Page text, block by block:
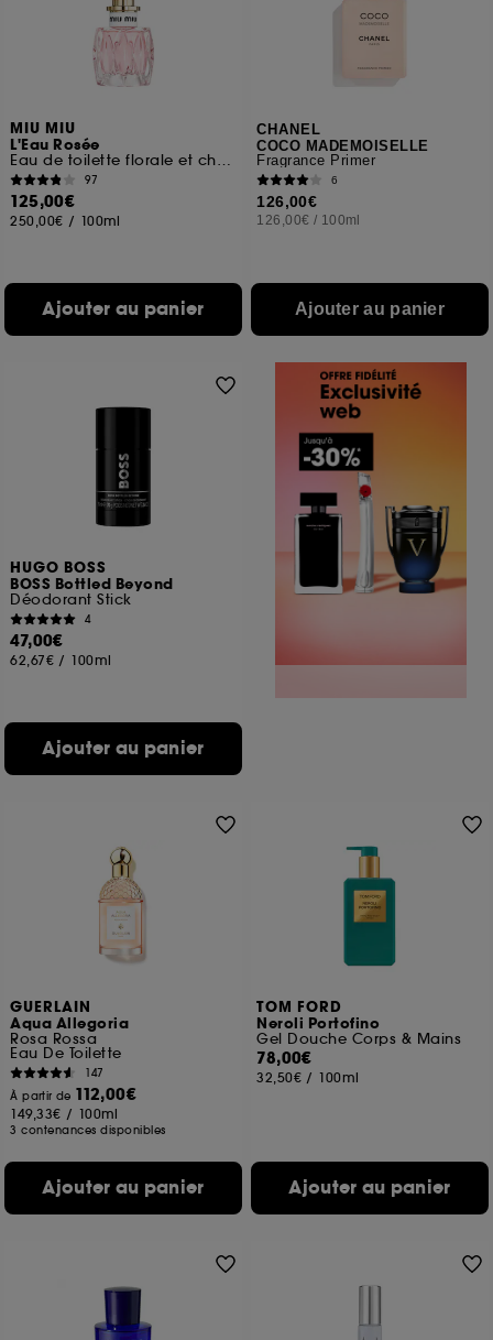
MIU MIU
L'Eau Rosée
Eau de toilette florale et chyprée pour femme
97
125,00€
250,00€ / 100ml
Ajouter au panier
CHANEL
COCO MADEMOISELLE
Fragrance Primer
6
126,00€
126,00€ / 100ml
Ajouter au panier
HUGO BOSS
BOSS Bottled Beyond
Déodorant Stick
4
47,00€
62,67€ / 100ml
Ajouter au panier
GUERLAIN
Aqua Allegoria
Rosa Rossa
Eau De Toilette
147
À partir de 112,00€
149,33€ / 100ml
3 contenances disponibles
Ajouter au panier
TOM FORD
Neroli Portofino
Gel Douche Corps & Mains
78,00€
32,50€ / 100ml
Ajouter au panier